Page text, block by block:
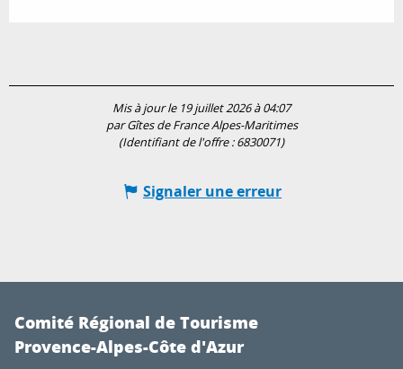
Mis à jour le 19 juillet 2026 à 04:07
par Gîtes de France Alpes-Maritimes
(Identifiant de l'offre :6830071)
Signaler une erreur
Comité Régional de Tourisme
Provence-Alpes-Côte d'Azur